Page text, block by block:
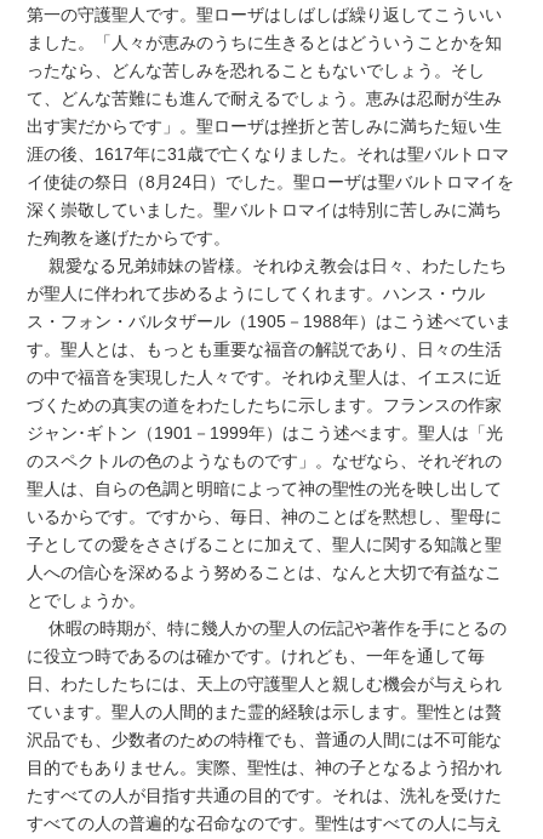
第一の守護聖人です。聖ローザはしばしば繰り返してこういい
ました。「人々が恵みのうちに生きるとはどういうことかを知
ったなら、どんな苦しみを恐れることもないでしょう。そし
て、どんな苦難にも進んで耐えるでしょう。恵みは忍耐が生み
出す実だからです」。聖ローザは挫折と苦しみに満ちた短い生
涯の後、1617年に31歳で亡くなりました。それは聖バルトロマ
イ使徒の祭日（8月24日）でした。聖ローザは聖バルトロマイを
深く崇敬していました。聖バルトロマイは特別に苦しみに満ち
た殉教を遂げたからです。
親愛なる兄弟姉妹の皆様。それゆえ教会は日々、わたしたち
が聖人に伴われて歩めるようにしてくれます。ハンス・ウル
ス・フォン・バルタザール（1905－1988年）はこう述べていま
す。聖人とは、もっとも重要な福音の解説であり、日々の生活
の中で福音を実現した人々です。それゆえ聖人は、イエスに近
づくための真実の道をわたしたちに示します。フランスの作家
ジャン･ギトン（1901－1999年）はこう述べます。聖人は「光
のスペクトルの色のようなものです」。なぜなら、それぞれの
聖人は、自らの色調と明暗によって神の聖性の光を映し出して
いるからです。ですから、毎日、神のことばを黙想し、聖母に
子としての愛をささげることに加えて、聖人に関する知識と聖
人への信心を深めるよう努めることは、なんと大切で有益なこ
とでしょうか。
休暇の時期が、特に幾人かの聖人の伝記や著作を手にとるの
に役立つ時であるのは確かです。けれども、一年を通して毎
日、わたしたちには、天上の守護聖人と親しむ機会が与えられ
ています。聖人の人間的また霊的経験は示します。聖性とは贅
沢品でも、少数者のための特権でも、普通の人間には不可能な
目的でもありません。実際、聖性は、神の子となるよう招かれ
たすべての人が目指す共通の目的です。それは、洗礼を受けた
すべての人の普遍的な召命なのです。聖性はすべての人に与え